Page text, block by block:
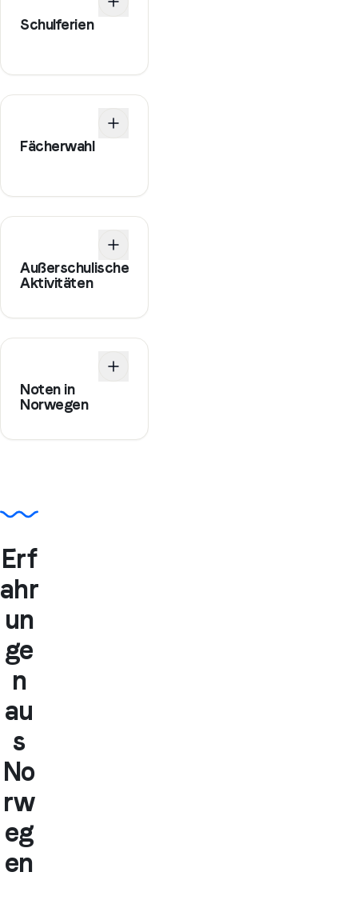
Schulferien
Fächerwahl
Außerschulische
Aktivitäten
Noten in
Norwegen
Erf
ahr
un
ge
n
au
s
No
rw
eg
en